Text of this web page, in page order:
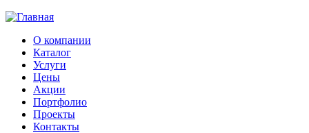
О компании
Каталог
Услуги
Цены
Акции
Портфолио
Проекты
Контакты